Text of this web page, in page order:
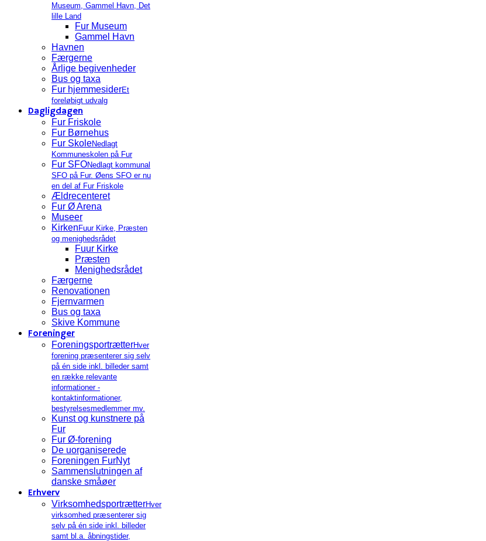
Museum, Gammel Havn, Det
lille Land
Fur Museum
Gammel Havn
Havnen
Færgerne
Årlige begivenheder
Bus og taxa
Fur hjemmesiderEt
foreløbigt udvalg
Dagligdagen
Fur Friskole
Fur Børnehus
Fur SkoleNedlagt
Kommuneskolen på Fur
Fur SFONedlagt kommunal
SFO på Fur. Øens SFO er nu
en del af Fur Friskole
Ældrecenteret
Fur Ø Arena
Museer
Kirken Fuur Kirke, Præsten
og menighedsrådet
Fuur Kirke
Præsten
Menighedsrådet
Færgerne
Renovationen
Fjernvarmen
Bus og taxa
Skive Kommune
Foreninger
ForeningsportrætterHver
forening præsenterer sig selv
på én side inkl. billeder samt
en række relevante
informationer -
kontaktinformationer,
bestyrelsesmedlemmer mv.
Kunst og kunstnere på
Fur
Fur Ø-forening
De uorganiserede
Foreningen FurNyt
Sammenslutningen af
danske småøer
Erhverv
VirksomhedsportrætterHver
virksomhed præsenterer sig
selv på én side inkl. billeder
samt bl.a. åbningstider,